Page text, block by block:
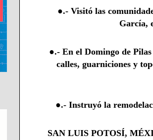
●.- Visitó las
García,
●.- En el Domingo de
calles, guarniciones y
●.- Instruyó la
SAN LUIS POTOSÍ,